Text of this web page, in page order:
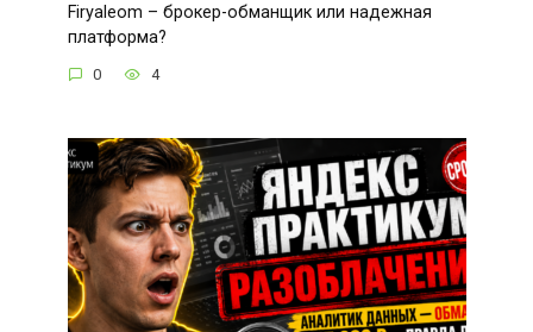
Firyaleom – брокер-обманщик или надежная
платформа?
0 4